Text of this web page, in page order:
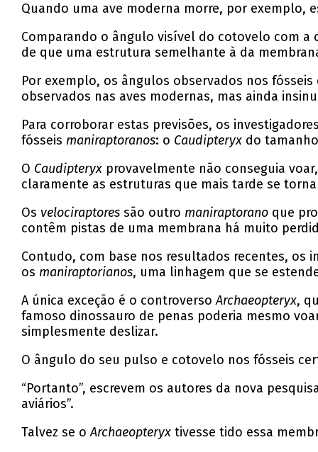
Quando uma ave moderna morre, por
Comparando o ângulo visível do cotovelo com a
de que uma estrutura semelhante à da
Por exemplo, os ângulos observados nos
observados nas aves modernas, mas ainda
Para corroborar estas previsões, os
fósseis maniraptoranos: o Caudipteryx do
O Caudipteryx provavelmente não conseguia
claramente as estruturas que mais tarde se
Os velociraptores são outro maniraptorano que
contêm pistas de uma membrana há muito
Contudo, com base nos resultados recentes, os
os maniraptorianos, uma linhagem que se
A única exceção é o controversoArchaeopteryx,
famoso dinossauro de penas poderia mesmo
simplesmente deslizar.
O ângulo do seu pulso e cotovelo nos fósseis
“Portanto”, escrevem os autores da nova
aviários”.
Talvez se oArchaeopteryx tivesse tido essa